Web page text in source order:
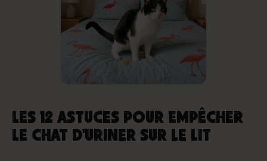
LES 12 ASTUCES POUR EMPÊCHER
LE CHAT D'URINER SUR LE LIT